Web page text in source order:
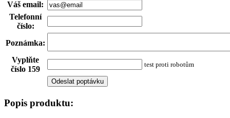
Váš email:
Telefonní
číslo:
Poznámka:
Vyplňte
číslo 159
test proti robotům
Popis produktu: